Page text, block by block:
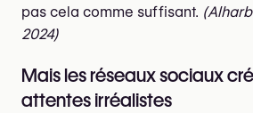
pas cela comme suffisant.
2024)
Mais les réseaux sociaux
attentes irréalistes